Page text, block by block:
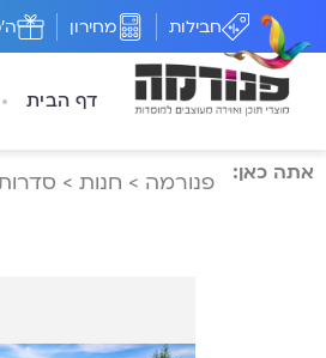
חבילות מחירון
דף הבית
אתה כאן: פנורמה > חנות >